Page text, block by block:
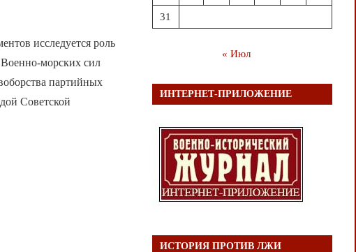
исследуется роль
Военно-морских сил
партийных
Советской
31
« Июл
ИНТЕРНЕТ-ПРИЛОЖЕНИЕ
ИСТОРИЯ ПРОТИВ ЛЖИ